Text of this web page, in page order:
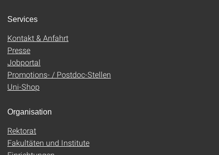
Services
Kontakt & Anfahrt
Presse
Jobportal
Promotions- / Postdoc-Stellen
Uni-Shop
Organisation
Rektorat
Fakultäten und Institute